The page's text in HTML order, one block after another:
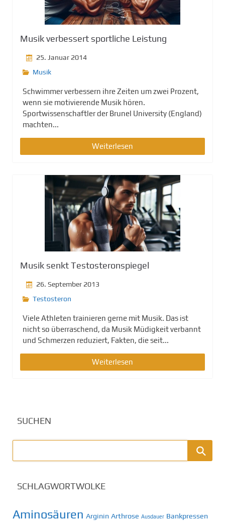
Musik verbessert sportliche Leistung
25. Januar 2014
Musik
Schwimmer verbessern ihre Zeiten um zwei Prozent,
wenn sie motivierende Musik hören.
Sportwissenschaftler der Brunel University (England)
machten...
Weiterlesen
Musik senkt Testosteronspiegel
26. September 2013
Testosteron
Viele Athleten trainieren gerne mit Musik. Das ist
nicht so überraschend, da Musik Müdigkeit verbannt
und Schmerzen reduziert, Fakten, die seit...
Weiterlesen
SUCHEN
SCHLAGWORTWOLKE
Aminosäuren Arginin Arthrose Ausdauer Bankpressen